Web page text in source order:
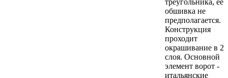
обшивка не
предполагается.
Конструкция
проходит
окрашивание в 2
слоя. Основной
элемент ворот -
итальянские